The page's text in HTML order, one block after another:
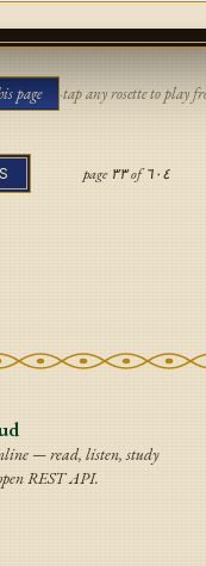
page ·tap any rosette to play
page ٣٣of٦٠٤
— read, listen, study
REST API.